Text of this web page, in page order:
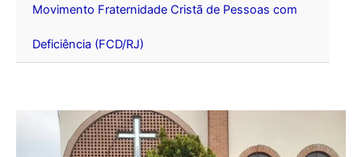
Movimento Fraternidade Cristã de Pessoas com
Deficiência (FCD/RJ)